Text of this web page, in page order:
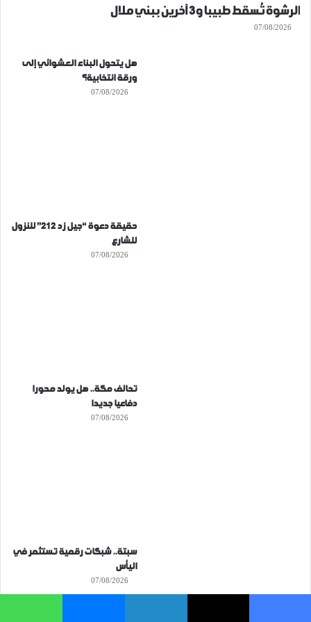
الرشوة تُسقط طبيبا و3 آخرين ببني ملال
07/08/2026
هل يتحول البناء العشوائي إلى
ورقة انتخابية؟
07/08/2026
حقيقة دعوة “جيل زد 212” للنزول
للشارع
07/08/2026
تحالف مكة.. هل يولد محورا
دفاعيا جديدا
07/08/2026
سبتة.. شبكات رقمية تستثمر في
اليأس
07/08/2026